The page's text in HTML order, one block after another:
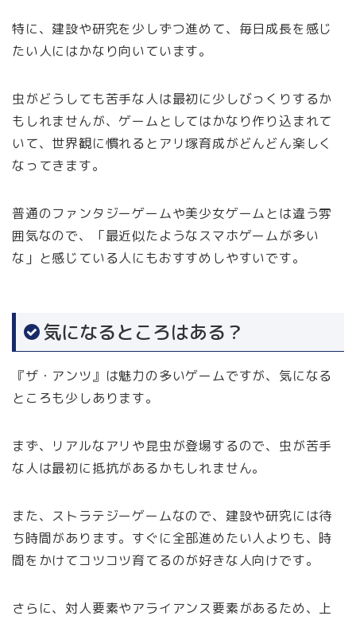
特に、建設や研究を少しずつ進めて、毎日成長を感じ
たい人にはかなり向いています。
虫がどうしても苦手な人は最初に少しびっくりするか
もしれませんが、ゲームとしてはかなり作り込まれて
いて、世界観に慣れるとアリ塚育成がどんどん楽しく
なってきます。
普通のファンタジーゲームや美少女ゲームとは違う雰
囲気なので、「最近似たようなスマホゲームが多い
な」と感じている人にもおすすめしやすいです。
気になるところはある？
『ザ・アンツ』は魅力の多いゲームですが、気になる
ところも少しあります。
まず、リアルなアリや昆虫が登場するので、虫が苦手
な人は最初に抵抗があるかもしれません。
また、ストラテジーゲームなので、建設や研究には待
ち時間があります。すぐに全部進めたい人よりも、時
間をかけてコツコツ育てるのが好きな人向けです。
さらに、対人要素やアライアンス要素があるため、上